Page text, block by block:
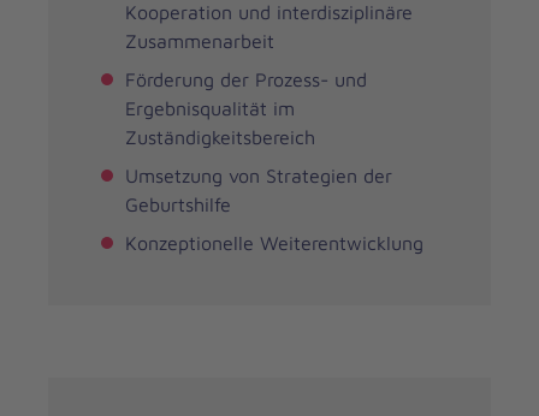
Kooperation und interdisziplinäre
Zusammenarbeit
Förderung der Prozess- und
Ergebnisqualität im
Zuständigkeitsbereich
Umsetzung von Strategien der
Geburtshilfe
Konzeptionelle Weiterentwicklung